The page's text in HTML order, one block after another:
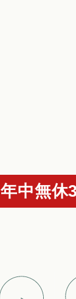
年中無休